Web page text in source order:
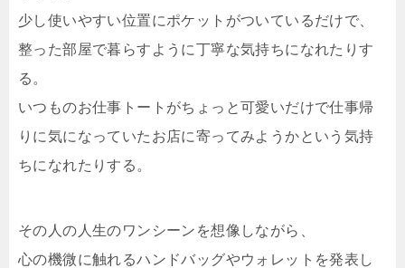
少し使いやすい位置にポケットがついているだけで、
整った部屋で暮らすように丁寧な気持ちになれたりす
る。
いつものお仕事トートがちょっと可愛いだけで仕事帰
りに気になっていたお店に寄ってみようかという気持
ちになれたりする。
その人の人生のワンシーンを想像しながら、
心の機微に触れるハンドバッグやウォレットを発表し